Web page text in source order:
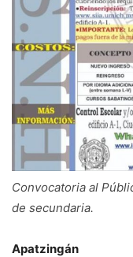
Convocatoria al
de secundaria.
Apatzingán